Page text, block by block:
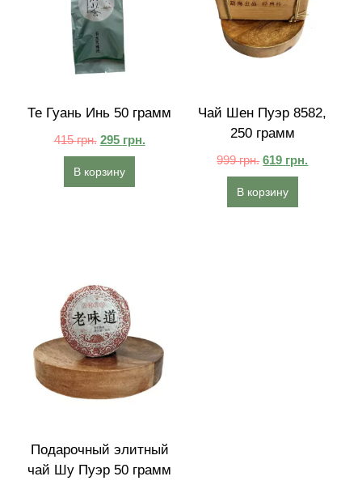
Те Гуань Инь 50 грамм
415грн. 295 грн.
В корзину
Чай Шен Пуэр 8582,
250 грамм
999грн. 619 грн.
В корзину
Подарочный элитный
чай Шу Пуэр 50 грамм